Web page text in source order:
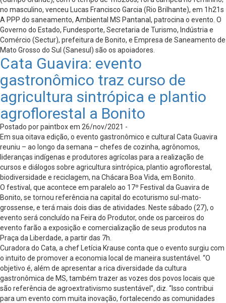
no masculino, venceu Lucas Francisco Garcia (Rio Brilhante), em 1h21s
A PPP do saneamento, Ambiental MS Pantanal, patrocina o evento. O
Governo do Estado, Fundesporte, Secretaria de Turismo, Indústria e
Comércio (Sectur), prefeitura de Bonito, e Empresa de Saneamento de
Mato Grosso do Sul (Sanesul) são os apoiadores.
Cata Guavira: evento
gastronômico traz curso de
agricultura sintrópica e plantio
agroflorestal a Bonito
Postado por paintbox em 26/nov/2021 -
Em sua oitava edição, o evento gastronômico e cultural Cata Guavira
reuniu – ao longo da semana – chefes de cozinha, agrônomos,
lideranças indígenas e produtores agrícolas para a realização de
cursos e diálogos sobre agricultura sintrópica, plantio agroflorestal,
biodiversidade e reciclagem, na Chácara Boa Vida, em Bonito.
O festival, que acontece em paralelo ao 17º Festival da Guavira de
Bonito, se tornou referência na capital do ecoturismo sul-mato-
grossense, e terá mais dois dias de atividades. Neste sábado (27), o
evento será concluído na Feira do Produtor, onde os parceiros do
evento farão a exposição e comercialização de seus produtos na
Praça da Liberdade, a partir das 7h.
Curadora do Cata, a chef Letícia Krause conta que o evento surgiu com
o intuito de promover a economia local de maneira sustentável. “O
objetivo é, além de apresentar a rica diversidade da cultura
gastronômica de MS, também trazer as vozes dos povos locais que
são referência de agroextrativismo sustentável”, diz. “Isso contribui
para um evento com muita inovação, fortalecendo as comunidades